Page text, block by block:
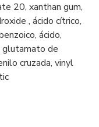
20, xanthan gum,
, ácido cítrico,
ácido,
glutamato de
cruzada, vinyl